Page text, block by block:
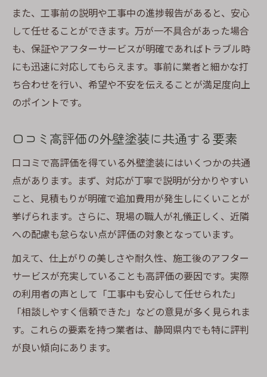
また、工事前の説明や工事中の進捗報告があると、安心
して任せることができます。万が一不具合があった場合
も、保証やアフターサービスが明確であればトラブル時
にも迅速に対応してもらえます。事前に業者と細かな打
ち合わせを行い、希望や不安を伝えることが満足度向上
のポイントです。
口コミ高評価の外壁塗装に共通する要素
口コミで高評価を得ている外壁塗装にはいくつかの共通
点があります。まず、対応が丁寧で説明が分かりやすい
こと、見積もりが明確で追加費用が発生しにくいことが
挙げられます。さらに、現場の職人が礼儀正しく、近隣
への配慮も怠らない点が評価の対象となっています。
加えて、仕上がりの美しさや耐久性、施工後のアフター
サービスが充実していることも高評価の要因です。実際
の利用者の声として「工事中も安心して任せられた」
「相談しやすく信頼できた」などの意見が多く見られま
す。これらの要素を持つ業者は、静岡県内でも特に評判
が良い傾向にあります。